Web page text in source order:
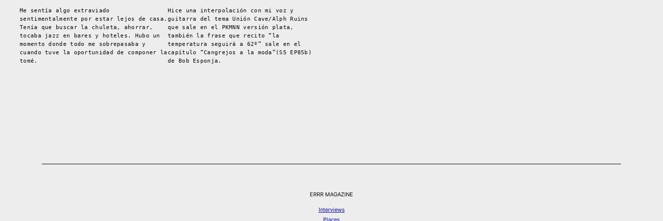
Me sentía algo extraviado
sentimentalmente por estar lejos de casa.
Tenía que buscar la chuleta, ahorrar,
tocaba jazz en bares y hoteles. Hubo un
momento donde todo me sobrepasaba y
cuando tuve la oportunidad de componer la
tomé.
Hice una interpolación con mi voz y
guitarra del tema Unión Cave/Alph Ruins
que sale en el PKMNN versión plata,
también la frase que recito “la
temperatura seguirá a 62º” sale en el
capítulo “Cangrejos a la moda”(S5 EP85b)
de Bob Esponja.
ERRR MAGAZINE
Interviews
Places